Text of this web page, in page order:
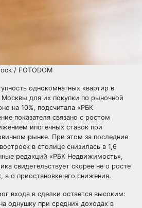
/ FOTODOM
однокомнатных квартир в
для их покупки по рыночной
на 10%, подсчитала «РБК
показателя связано с ростом
ипотечных ставок при
рынке. При этом за последние
в столице снизилась в 1,6
редакций «РБК Недвижимость»,
свидетельствует скорее не о росте
а о приостановке его снижения.
входа в сделки остается высоким:
однушку при средних доходах в